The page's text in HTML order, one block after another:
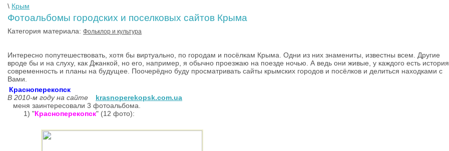
\ Крым
Фотоальбомы городских и поселковых сайтов Крыма
Категория материала: Фольклор и культура
Интересно попутешествовать, хотя бы виртуально, по городам и посёлкам Крыма. Одни из них знамениты, известны всем. Другие
вроде бы и на слуху, как Джанкой, но его, например, я обычно проезжаю на поезде ночью. А ведь они живые, у каждого есть история,
современность и планы на будущее. Поочерёдно буду просматривать сайты крымских городов и посёлков и делиться находками с
Вами.
Красноперекопск
В 2010-м году на сайте
krasnoperekopsk.com.ua
меня заинтересовали 3 фотоальбома.
1) "Красноперекопск" (12 фото):